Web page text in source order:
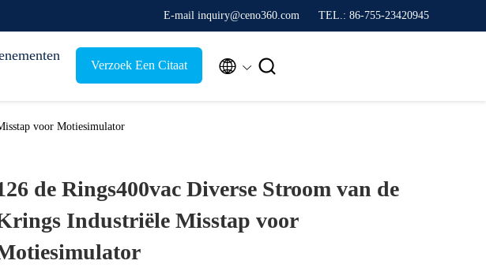
E-mail inquiry@ceno360.com TEL.: 86-755-23420945
Verzoek Een Citaat  
voor Motiesimulator
de Rings400vac Diverse Stroom van de
Industriële Misstap voor